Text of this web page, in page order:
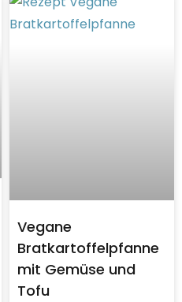
Vegane
Bratkartoffelpfanne
mit Gemüse und
Tofu